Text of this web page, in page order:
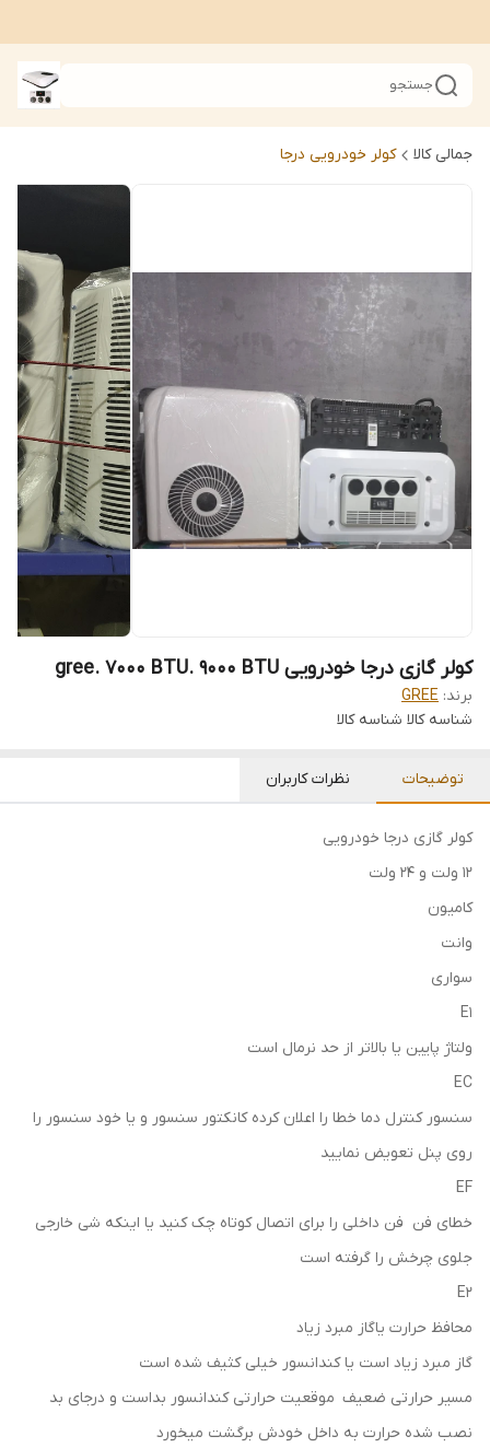
جستجو
جمالی کالا کولر خودرویی درجا
کولر گازی درجا خودرویی gree. 7000 BTU. 9000 BTU
برند: GREE
شناسه کالاشناسه کالا
توضیحات نظرات کاربران
کولر گازی درجا خودرویی
کامیون
وانت
سواری
ولتاژ پایین یا بالاتر از حد نرمال است
EC
سنسور کنترل دما خطا را اعلان کرده کانکتور سنسور و یا خود سنسور را
روی پنل تعویض نمایید
EF
خطای فن فن داخلی را برای اتصال کوتاه چک کنید یا اینکه شی خارجی
جلوی چرخش را گرفته است
E2
محافظ حرارت یاگاز مبرد زیاد
گاز مبرد زیاد است یا کندانسور خیلی کثیف شده است
مسیر حرارتی ضعیف موقعیت حرارتی کندانسور بداست و درجای بد
نصب شده حرارت به داخل خودش برگشت میخورد